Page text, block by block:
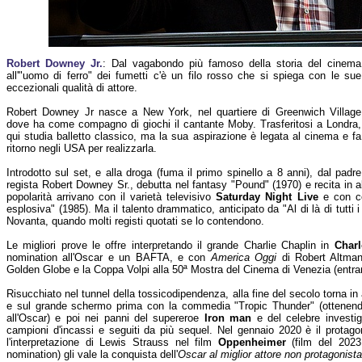
Robert Downey Jr.: Dal vagabondo più famoso della storia del cinema
all'"uomo di ferro" dei fumetti c'è un filo rosso che si spiega con le sue
eccezionali qualità di attore.
Robert Downey Jr nasce a New York, nel quartiere di Greenwich Village
dove ha come compagno di giochi il cantante Moby. Trasferitosi a Londra,
qui studia balletto classico, ma la sua aspirazione è legata al cinema e fa
ritorno negli USA per realizzarla.
Introdotto sul set, e alla droga (fuma il primo spinello a 8 anni), dal padre
regista Robert Downey Sr., debutta nel fantasy "Pound" (1970) e recita in
popolarità arrivano con il varietà televisivoSaturday Night Livee con
esplosiva" (1985). Ma il talento drammatico, anticipato da "Al di là di tutti
Novanta, quando molti registi quotati se lo contendono.
Le migliori prove le offre interpretando il grande Charlie Chaplin in
nomination all'Oscar e un BAFTA, e conAmerica Oggi di Robert
Golden Globe e la Coppa Volpi alla 50ª Mostra del Cinema di Venezia
Risucchiato nel tunnel della tossicodipendenza, alla fine del secolo torna
e sul grande schermo prima con la commedia "Tropic Thunder"
all'Oscar) e poi nei panni del supereroe
Iron man e del celebre
campioni d'incassi e seguiti da più sequel. Nel gennaio 2020 è il
l'interpretazione di Lewis Strauss nel film Oppenheimer(film del
nomination) gli vale la conquista dell'Oscar al miglior attore non protagonista